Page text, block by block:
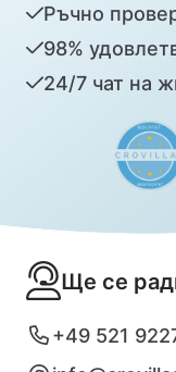
Ръчно
98%
24/7 чат на
Ще се
+49 521